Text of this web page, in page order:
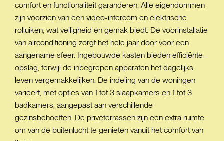
comfort en functionaliteit garanderen. Alle eigendommen
zijn voorzien van een video-intercom en elektrische
rolluiken, wat veiligheid en gemak biedt. De voorinstallatie
van airconditioning zorgt het hele jaar door voor een
aangename sfeer. Ingebouwde kasten bieden efficiënte
opslag, terwijl de inbegrepen apparaten het dagelijks
leven vergemakkelijken. De indeling van de woningen
varieert, met opties van 1 tot 3 slaapkamers en 1 tot 3
badkamers, aangepast aan verschillende
gezinsbehoeften. De privéterrassen zijn een extra ruimte
om van de buitenlucht te genieten vanuit het comfort van